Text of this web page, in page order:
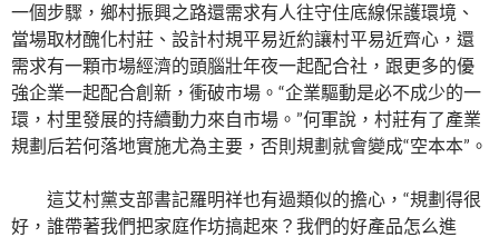
一個步驟，鄉村振興之路還需求有人往守住底線保護環境、
當場取材醜化村莊、設計村規平易近約讓村平易近齊心，還
需求有一顆市場經濟的頭腦壯年夜一起配合社，跟更多的優
強企業一起配合創新，衝破市場。“企業驅動是必不成少的一
環，村里發展的持續動力來自市場。”何軍說，村莊有了產業
規劃后若何落地實施尤為主要，否則規劃就會變成“空本本”。
這艾村黨支部書記羅明祥也有過類似的擔心，“規劃得很
好，誰帶著我們把家庭作坊搞起來？我們的好產品怎么進